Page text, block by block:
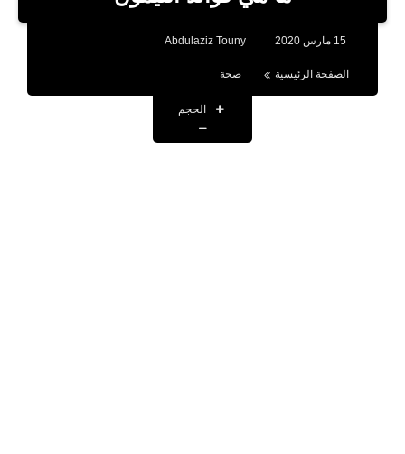
اخبار 15 مارس 2020 Abdulaziz Touny
الصفحة الرئيسية صحة
الحجم